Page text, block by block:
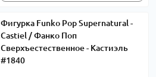
Фигурка Funko Pop Supernatural -
Castiel / Фанко Поп
Сверхъестественное - Кастиэль
#1840